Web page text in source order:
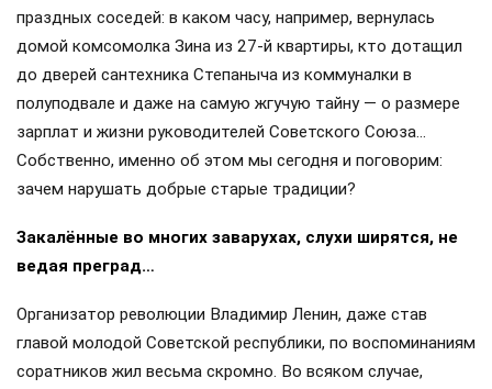
праздных соседей: в каком часу, например, вернулась
домой комсомолка Зина из 27-й квартиры, кто дотащил
до дверей сантехника Степаныча из коммуналки в
полуподвале и даже на самую жгучую тайну — о размере
зарплат и жизни руководителей Советского Союза…
Собственно, именно об этом мы сегодня и поговорим:
зачем нарушать добрые старые традиции?
Закалённые во многих заварухах, слухи ширятся, не
ведая преград…
Организатор революции Владимир Ленин, даже став
главой молодой Советской республики, по воспоминаниям
соратников жил весьма скромно. Во всяком случае,